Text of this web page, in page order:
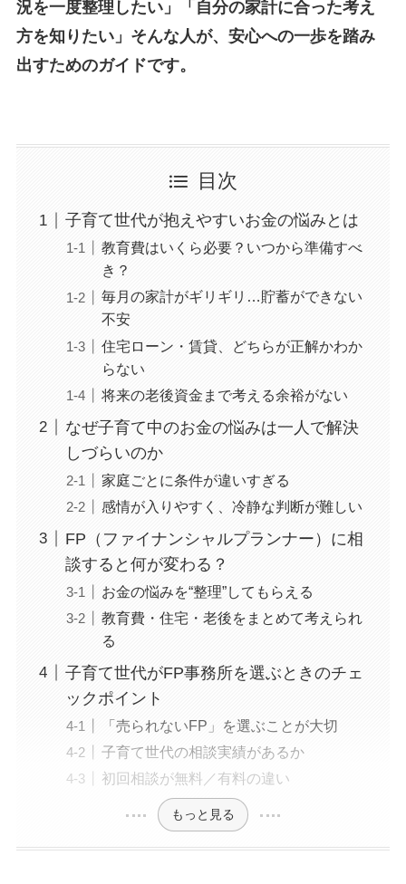
況を一度整理したい」「自分の家計に合った考え
方を知りたい」そんな人が、安心への一歩を踏み
出すためのガイドです。
目次
子育て世代が抱えやすいお金の悩みとは
教育費はいくら必要？いつから準備すべ
き？
毎月の家計がギリギリ…貯蓄ができない
不安
住宅ローン・賃貸、どちらが正解かわか
らない
将来の老後資金まで考える余裕がない
なぜ子育て中のお金の悩みは一人で解決
しづらいのか
家庭ごとに条件が違いすぎる
感情が入りやすく、冷静な判断が難しい
FP（ファイナンシャルプランナー）に相
談すると何が変わる？
お金の悩みを“整理”してもらえる
教育費・住宅・老後をまとめて考えられ
る
子育て世代がFP事務所を選ぶときのチェ
ックポイント
「売られないFP」を選ぶことが大切
子育て世代の相談実績があるか
初回相談が無料／有料の違い
もっと見る